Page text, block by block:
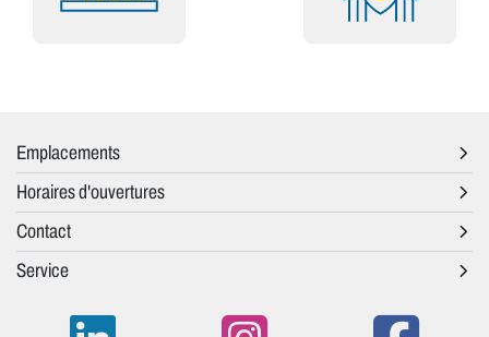
Emplacements
Horaires d'ouvertures
Contact
Service